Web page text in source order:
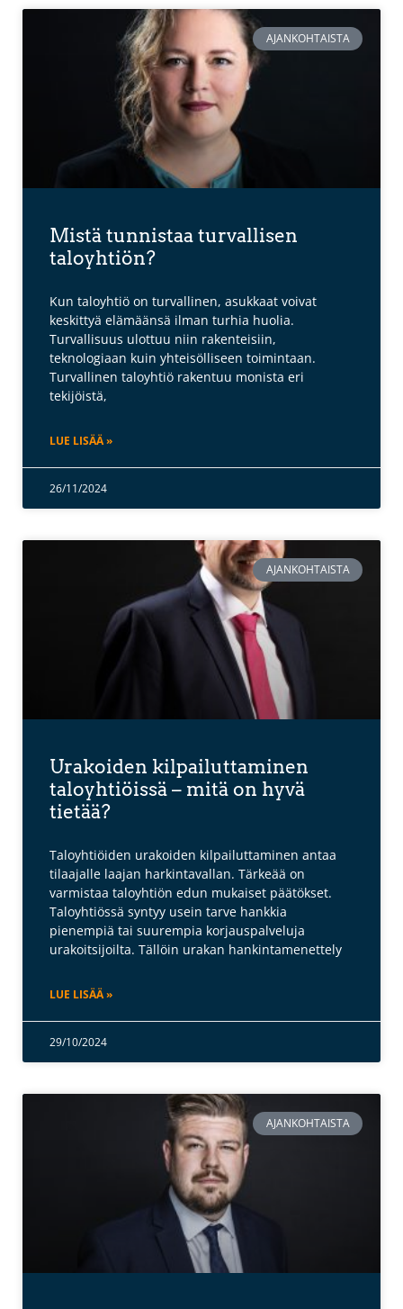
AJANKOHTAISTA
Mistä tunnistaa turvallisen
taloyhtiön?
Kun taloyhtiö on turvallinen, asukkaat voivat
keskittyä elämäänsä ilman turhia huolia.
Turvallisuus ulottuu niin rakenteisiin,
teknologiaan kuin yhteisölliseen toimintaan.
Turvallinen taloyhtiö rakentuu monista eri
tekijöistä,
LUE LISÄÄ »
26/11/2024
AJANKOHTAISTA
Urakoiden kilpailuttaminen
taloyhtiöissä – mitä on hyvä
tietää?
Taloyhtiöiden urakoiden kilpailuttaminen antaa
tilaajalle laajan harkintavallan. Tärkeää on
varmistaa taloyhtiön edun mukaiset päätökset.
Taloyhtiössä syntyy usein tarve hankkia
pienempiä tai suurempia korjauspalveluja
urakoitsijoilta. Tällöin urakan hankintamenettely
LUE LISÄÄ »
29/10/2024
AJANKOHTAISTA